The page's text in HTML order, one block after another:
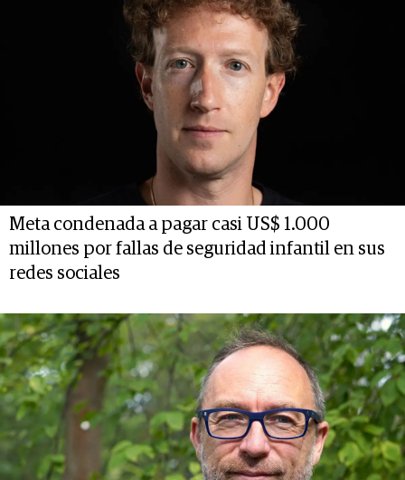
Meta condenada a pagar casi US$ 1.000
millones por fallas de seguridad infantil en sus
redes sociales